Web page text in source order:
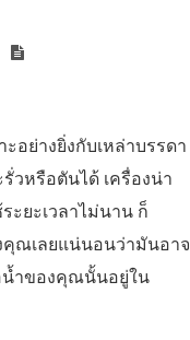
อย่างยิ่งกับเหล่าบรรดา
วหรือตันได้ เครื่องน่า
ะยะเวลาไม่นาน ก็
ณเลยแน่นอนว่ามันอาจ
น้ำของคุณนั้นอยู่ใน